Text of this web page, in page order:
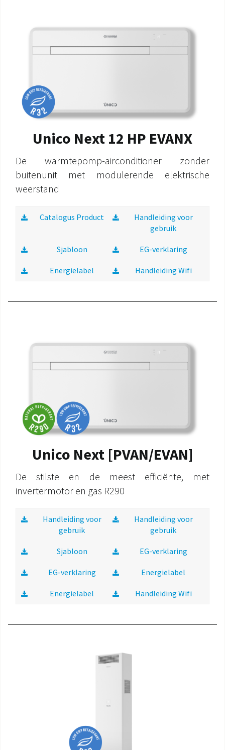
Unico Next 12 HP EVANX
De warmtepomp-airconditioner zonder
buitenunit met modulerende elektrische
weerstand
Catalogus Product
Handleiding voor
gebruik
Sjabloon EG-verklaring
Energielabel Handleiding Wifi
Unico Next [PVAN/EVAN]
De stilste en de meest efficiënte, met
invertermotor en gas R290
Handleiding voor
gebruik
Handleiding voor
gebruik
Sjabloon EG-verklaring
EG-verklaring Energielabel
Energielabel Handleiding Wifi